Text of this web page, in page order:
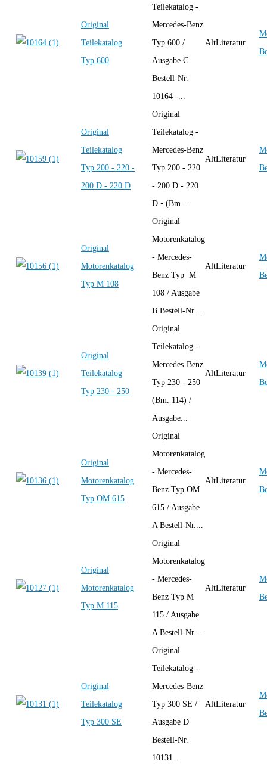
Original
Teilekatalog
Typ 600
Teilekatalog -
Mercedes-Benz
Typ 600 /
Ausgabe C
Bestell-Nr.
10164 -...
AltLiteratur
Original
Teilekatalog
Typ 200 - 220 -
200 D - 220 D
Original
Teilekatalog -
Mercedes-Benz
Typ 200 - 220
- 200 D - 220
D • (Bm....
AltLiteratur
Original
Motorenkatalog
Typ M 108
Original
Motorenkatalog
- Mercedes-
Benz Typ M
108 / Ausgabe
B Bestell-Nr....
AltLiteratur
Original
Teilekatalog
Typ 230 - 250
Original
Teilekatalog -
Mercedes-Benz
Typ 230 - 250
(Bm. 114) /
Ausgabe...
AltLiteratur
Original
Motorenkatalog
Typ OM 615
Original
Motorenkatalog
- Mercedes-
Benz Typ OM
615 / Ausgabe
A Bestell-Nr....
AltLiteratur
Original
Motorenkatalog
Typ M 115
Original
Motorenkatalog
- Mercedes-
Benz Typ M
115 / Ausgabe
A Bestell-Nr....
AltLiteratur
Original
Teilekatalog
Typ 300 SE
Original
Teilekatalog -
Mercedes-Benz
Typ 300 SE /
Ausgabe D
Bestell-Nr.
10131...
AltLiteratur